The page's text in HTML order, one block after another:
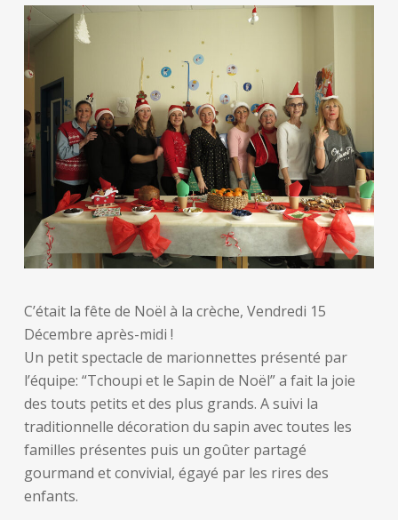
C’était la fête de Noël à la crèche, Vendredi 15
Décembre après-midi !
Un petit spectacle de marionnettes présenté par
l’équipe: “Tchoupi et le Sapin de Noël” a fait la joie
des touts petits et des plus grands. A suivi la
traditionnelle décoration du sapin avec toutes les
familles présentes puis un goûter partagé
gourmand et convivial, égayé par les rires des
enfants.